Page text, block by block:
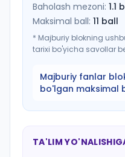
Baholash mezoni: 1.1
Maksimal ball: 11 ball
* Majburiy blokning
tarixi bo'yicha savollar
Majburiy fanlar
bo'lgan maksimal
TA'LIM